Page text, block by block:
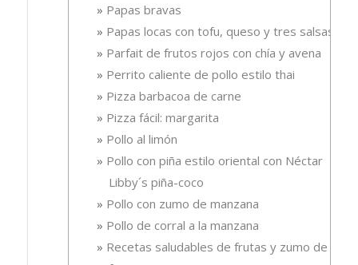
Papas bravas
Papas locas con tofu, queso y tres salsas
Parfait de frutos rojos con chía y avena
Perrito caliente de pollo estilo thai
Pizza barbacoa de carne
Pizza fácil: margarita
Pollo al limón
Pollo con piña estilo oriental con Néctar
Libby´s piña-coco
Pollo con zumo de manzana
Pollo de corral a la manzana
Recetas saludables de frutas y zumo de